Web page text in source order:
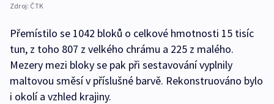
Zdroj: ČTK
Přemístilo se 1042 bloků o celkové hmotnosti 15 tisíc
tun, z toho 807 z velkého chrámu a 225 z malého.
Mezery mezi bloky se pak při sestavování vyplnily
maltovou směsí v příslušné barvě. Rekonstruováno bylo
i okolí a vzhled krajiny.